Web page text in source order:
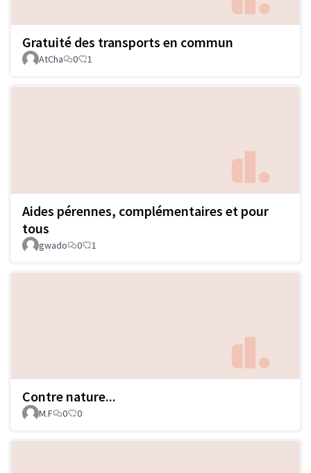
Gratuité des transports en commun
AtCha 0 1
Aides pérennes, complémentaires et pour
tous
gwado 0 1
Contre nature...
M.F 0 0